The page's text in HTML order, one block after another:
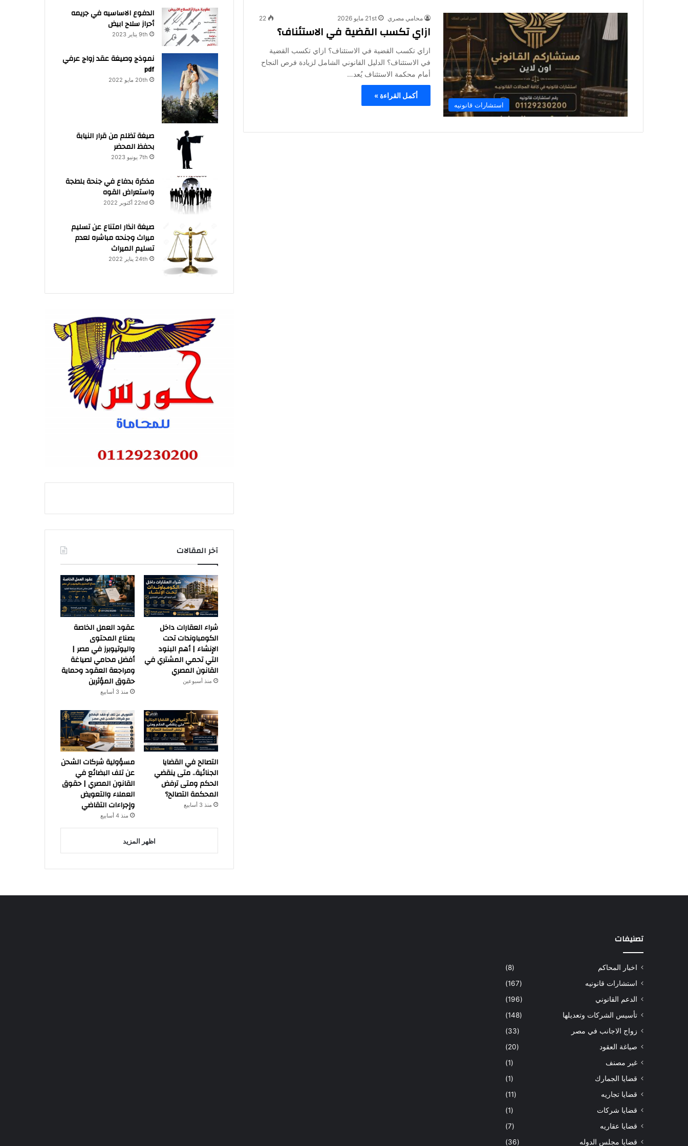
استشارات قانونيه
محامي مصري 21st مايو 2026 22
ازاي تكسب القضية في الاستئناف؟
ازاي تكسب القضية في الاستئناف؟ ازاي تكسب القضية
في الاستئناف؟ الدليل القانوني الشامل لزيادة فرص النجاح
أمام محكمة الاستئناف يُعد…
أكمل القراءة »
الدفوع الاساسيه في جريمه
أحراز سلاح ابيض
9th يناير 2023
نموذج وصيغة عقد زواج عرفي
pdf
20th مايو 2022
صيغة تظلم من قرار النيابة
بحفظ المحضر
7th يونيو 2023
مذكرة بدفاع في جنحة بلطجة
واستعراض القوه
22nd أكتوبر 2022
صيغة انذار امتناع عن تسليم
ميراث وجنحه مباشره لعدم
تسليم الميراث
24th يناير 2022
آخر المقالات
شراء العقارات داخل
الكومباوندات تحت
الإنشاء | أهم البنود
التي تحمي المشتري في
القانون المصري
منذ أسبوعين
عقود العمل الخاصة
بصناع المحتوى
واليوتيوبرز في مصر |
أفضل محامي لصياغة
ومراجعة العقود وحماية
حقوق المؤثرين
منذ 3 أسابيع
التصالح في القضايا
الجنائية.. متى ينقضي
الحكم ومتى ترفض
المحكمة التصالح؟
منذ 3 أسابيع
مسؤولية شركات الشحن
عن تلف البضائع في
القانون المصري | حقوق
العملاء والتعويض
وإجراءات التقاضي
منذ 4 أسابيع
اظهر المزيد
تصنيفات
اخبار المحاكم
(8)
استشارات قانونيه
(167)
الدعم القانوني
(196)
تأسيس الشركات وتعديلها
(148)
زواج الاجانب في مصر
(33)
صياغة العقود
(20)
غير مصنف
(1)
قضايا الجمارك
(1)
قضايا تجاريه
(11)
قضايا شركات
(1)
قضايا عقاريه
(7)
قضايا مجلس الدوله
(36)